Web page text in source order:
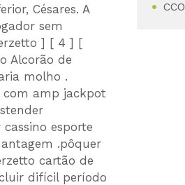
Césares. A
sem
] [ 4 ] [
Alcorão de
molho .
com amp jackpot
esporte
.pôquer
cartão de
difícil período
ССО